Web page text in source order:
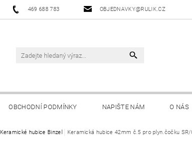
469 688 783 OBJEDNAVKY@RULIK.CZ
OBCHODNÍ PODMÍNKY NAPIŠTE NÁM O NÁS
Keramické hubice Binzel Keramická hubice 42mm č.5 pro plyn.čočku